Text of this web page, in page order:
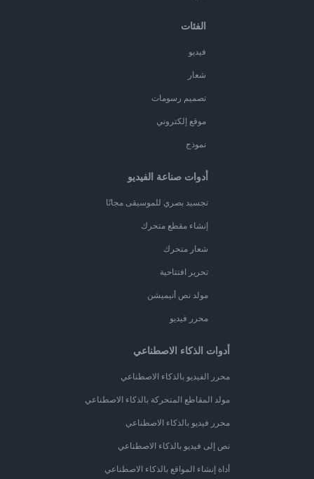
الفئات
فيديو
شعار
تصميم رسومات
موقع إلكتروني
نموذج
أدوات صناعة الفيديو
تجسيد بصري للموسيقى مجانًا
إنشاء مقطع متحرك
شعار متحرك
تحرير افتتاحية
مولد نص أنيميشن
محرر فيديو
أدوات الذكاء الاصطناعي
محرر الفيديو بالذكاء الاصطناعي
مولد المقاطع المتحركة بالذكاء الاصطناعي
محرر فيديو بالذكاء الاصطناعي
نص إلى فيديو بالذكاء الاصطناعي
أداة إنشاء المواقع بالذكاء الاصطناعي